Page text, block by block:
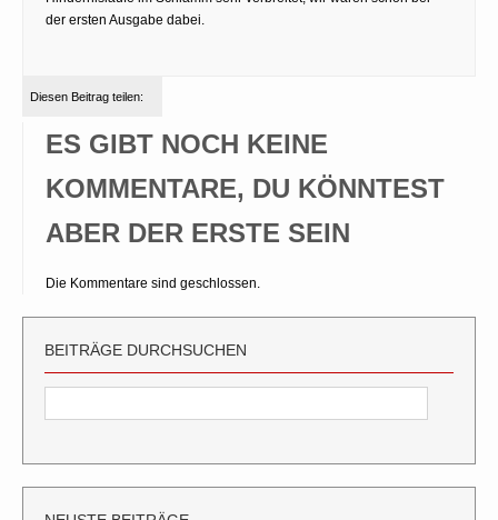
der ersten Ausgabe dabei.
Diesen Beitrag teilen:
ES GIBT NOCH KEINE
KOMMENTARE, DU KÖNNTEST
ABER DER ERSTE SEIN
Die Kommentare sind geschlossen.
BEITRÄGE DURCHSUCHEN